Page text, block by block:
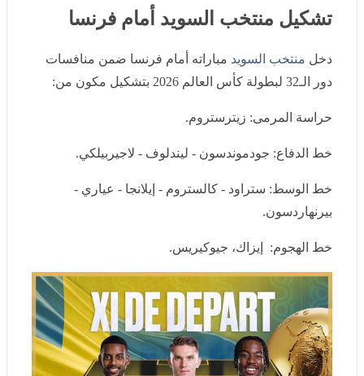
تشكيل منتخب السويد أمام فرنسا
دخل منتخب السويد
مباراته أمام فرنسا ضمن منافسات دور
حراسة المرمى: زيترستروم.
خط الدفاع: جودموندسون - ليندلوف - لاجيربيلكي.
خط الوسط: ستراود - كالستروم - إيلانجا - عياري -
بيرنهاردسون.
خط الهجوم: إيزاك، جيوكيريس.